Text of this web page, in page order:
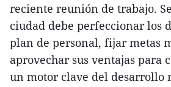
reciente reunión de trabajo.
ciudad debe perfeccionar los
plan de personal, fijar metas
aprovechar sus ventajas para
un motor clave del desarrollo